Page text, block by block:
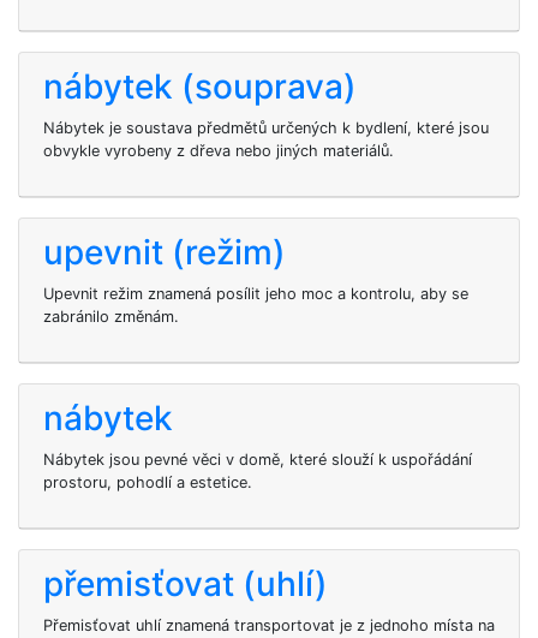
nábytek (souprava)
Nábytek je soustava předmětů určených k bydlení, které jsou
obvykle vyrobeny z dřeva nebo jiných materiálů.
upevnit (režim)
Upevnit režim znamená posílit jeho moc a kontrolu, aby se
zabránilo změnám.
nábytek
Nábytek jsou pevné věci v domě, které slouží k uspořádání
prostoru, pohodlí a estetice.
přemisťovat (uhlí)
Přemisťovat uhlí znamená transportovat je z jednoho místa na